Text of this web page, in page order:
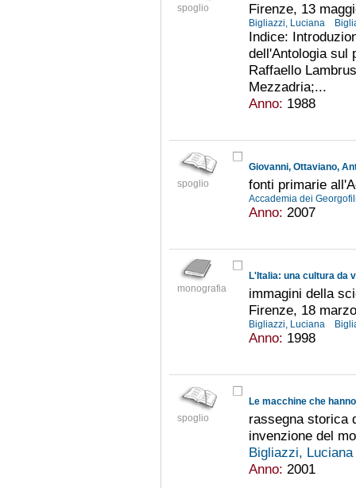
spoglio Firenze, 13
Bigliazzi, Luciana
Indice:
dell'Antologia sul
Raffaello
Mezzadria;...
Anno: 1988
spoglio
Giovanni, Ottaviano,
fonti primarie
Accademia dei
Anno: 2007
monografia
L'Italia: una cultura da
immagini della
Firenze, 18
Bigliazzi, Luciana
Anno: 1998
spoglio
Le macchine che
rassegna storica
invenzione del
Bigliazzi, Luciana
Anno: 2001